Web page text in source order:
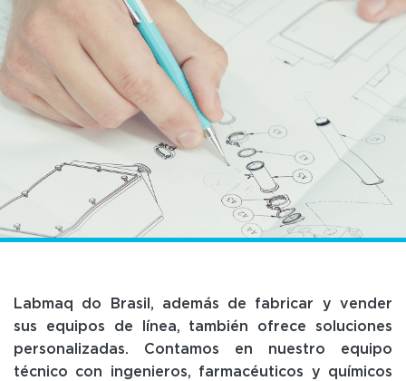
Labmaq do Brasil, además de fabricar y vender
sus equipos de línea, también ofrece soluciones
personalizadas. Contamos en nuestro equipo
técnico con ingenieros, farmacéuticos y químicos